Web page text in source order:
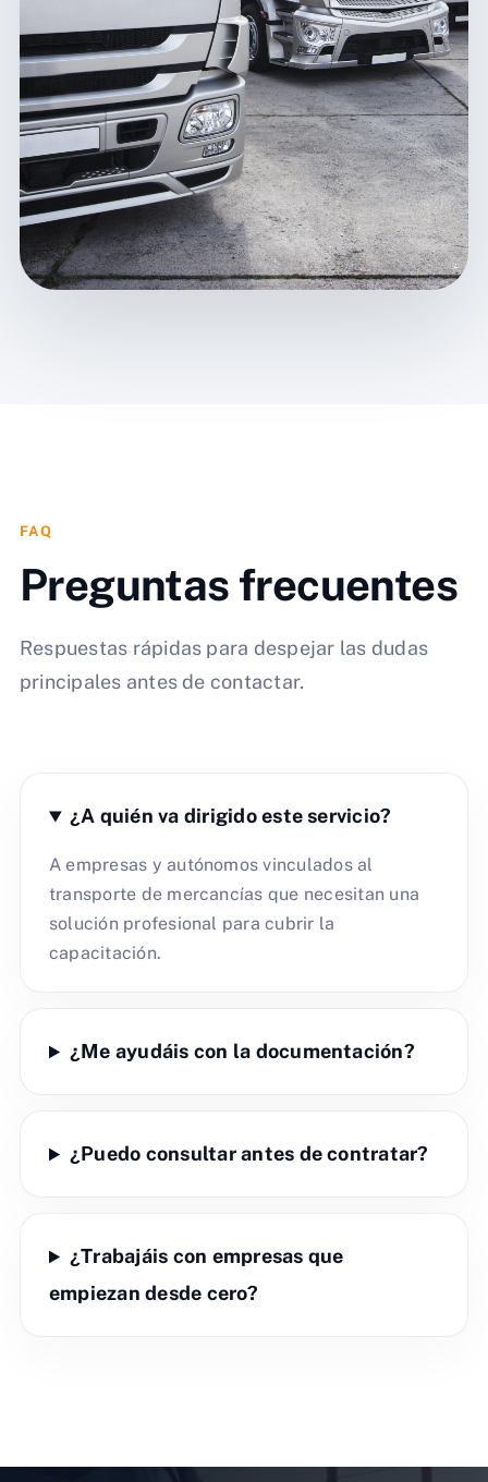
FAQ
Preguntas frecuentes
Respuestas rápidas para despejar las dudas
principales antes de contactar.
¿A quién va dirigido este servicio?
A empresas y autónomos vinculados al
transporte de mercancías que necesitan una
solución profesional para cubrir la
capacitación.
¿Me ayudáis con la documentación?
¿Puedo consultar antes de contratar?
¿Trabajáis con empresas que
empiezan desde cero?